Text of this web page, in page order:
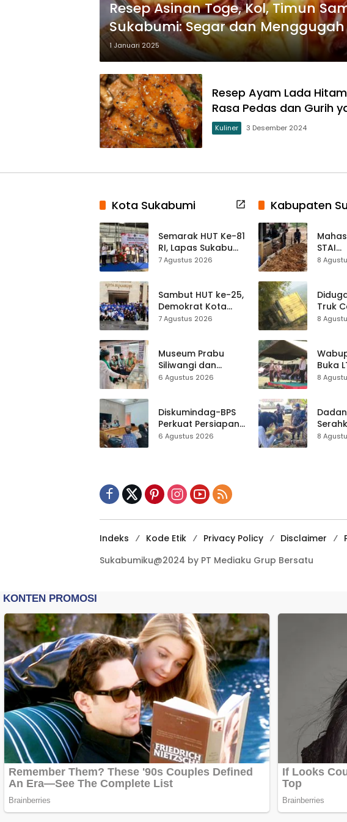
Resep Asinan Toge, Kol, Timun
Sukabumi: Segar dan Menggugah
1 Januari 2025
Resep Ayam Lada
Rasa Pedas dan Gurih
Kuliner 3 Desember 2024
Kota Sukabumi
Semarak HUT Ke-81
RI, Lapas Sukabumi
Resmi Gelar Pekan
7 Agustus 2026
Sambut HUT ke-25,
Demokrat Kota
Sukabumi
ASRI Lewat Aksi
Bersih Masjid
Agung
7 Agustus 2026
Museum Prabu
Siliwangi dan
Museum Keramik
Hampir 500 Koleksi
Dipisahkan
6 Agustus 2026
Diskumindag-BPS
Perkuat Persiapan
Sensus Ekonomi,
6 Agustus 2026
Kabupaten
STAI
Jalan
di
8
Truk
8
Buka
8
8
Indeks Kode Etik Privacy Policy Disclaimer
Sukabumiku@2024 by PT Mediaku Grup Bersatu